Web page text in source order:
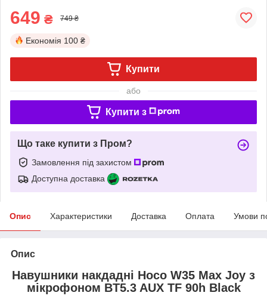
649 ₴ 749 ₴
Економія 100 ₴
Купити
або
Купити з
Що таке купити з Пром?
Замовлення під захистом
Доступна доставка
Опис Характеристики Доставка Оплата Умови
Опис
Навушники накдадні Hoco W35 Max Joy з
мікрофоном BT5.3 AUX TF 90h Black